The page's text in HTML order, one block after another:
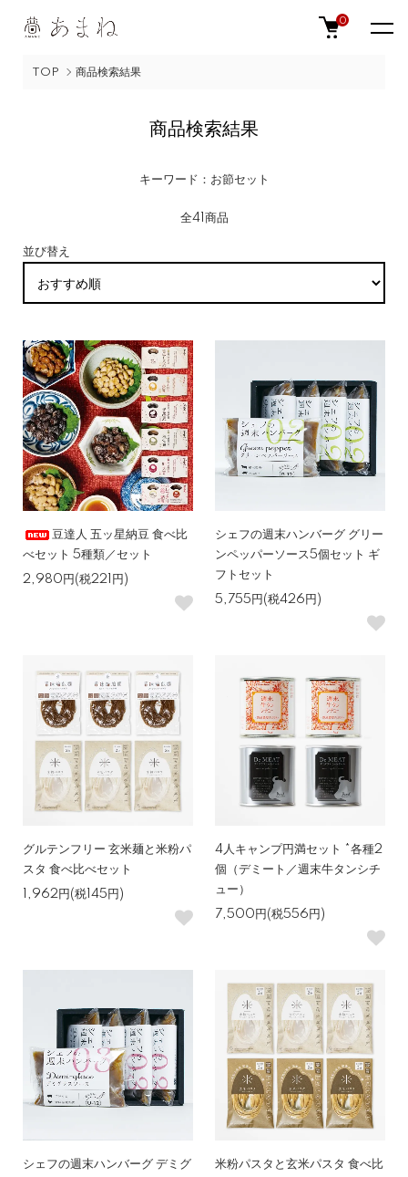
0
TOP 商品検索結果
商品検索結果
キーワード：お節セット
全41商品
並び替え
豆達人 五ッ星納豆 食べ比
べセット 5種類／セット
2,980円(税221円)
シェフの週末ハンバーグ グリー
ンペッパーソース5個セット ギ
フトセット
5,755円(税426円)
グルテンフリー 玄米麺と米粉パ
スタ 食べ比べセット
1,962円(税145円)
4人キャンプ円満セット *各種2
個（デミート／週末牛タンシチ
ュー）
7,500円(税556円)
シェフの週末ハンバーグ デミグ
米粉パスタと玄米パスタ 食べ比